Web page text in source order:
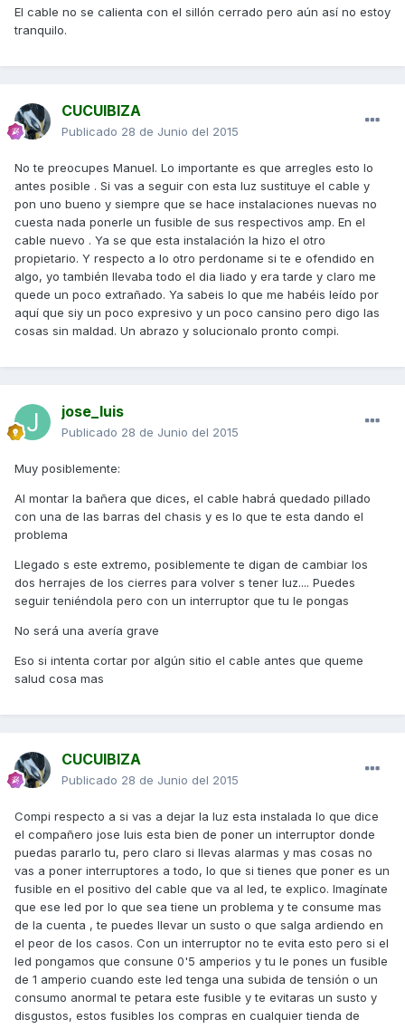
El cable no se calienta con el sillón cerrado pero aún así no estoy
tranquilo.
CUCUIBIZA
Publicado 28 de Junio del 2015
No te preocupes Manuel. Lo importante es que arregles esto lo
antes posible . Si vas a seguir con esta luz sustituye el cable y
pon uno bueno y siempre que se hace instalaciones nuevas no
cuesta nada ponerle un fusible de sus respectivos amp. En el
cable nuevo . Ya se que esta instalación la hizo el otro
propietario. Y respecto a lo otro perdoname si te e ofendido en
algo, yo también llevaba todo el dia liado y era tarde y claro me
quede un poco extrañado. Ya sabeis lo que me habéis leído por
aquí que siy un poco expresivo y un poco cansino pero digo las
cosas sin maldad. Un abrazo y solucionalo pronto compi.
jose_luis
Publicado 28 de Junio del 2015
Muy posiblemente:
Al montar la bañera que dices, el cable habrá quedado pillado
con una de las barras del chasis y es lo que te esta dando el
problema
Llegado s este extremo, posiblemente te digan de cambiar los
dos herrajes de los cierres para volver s tener luz.... Puedes
seguir teniéndola pero con un interruptor que tu le pongas
No será una avería grave
Eso si intenta cortar por algún sitio el cable antes que queme
salud cosa mas
CUCUIBIZA
Publicado 28 de Junio del 2015
Compi respecto a si vas a dejar la luz esta instalada lo que dice
el compañero jose luis esta bien de poner un interruptor donde
puedas pararlo tu, pero claro si llevas alarmas y mas cosas no
vas a poner interruptores a todo, lo que si tienes que poner es un
fusible en el positivo del cable que va al led, te explico. Imagínate
que ese led por lo que sea tiene un problema y te consume mas
de la cuenta , te puedes llevar un susto o que salga ardiendo en
el peor de los casos. Con un interruptor no te evita esto pero si el
led pongamos que consune 0'5 amperios y tu le pones un fusible
de 1 amperio cuando este led tenga una subida de tensión o un
consumo anormal te petara este fusible y te evitaras un susto y
disgustos, estos fusibles los compras en cualquier tienda de